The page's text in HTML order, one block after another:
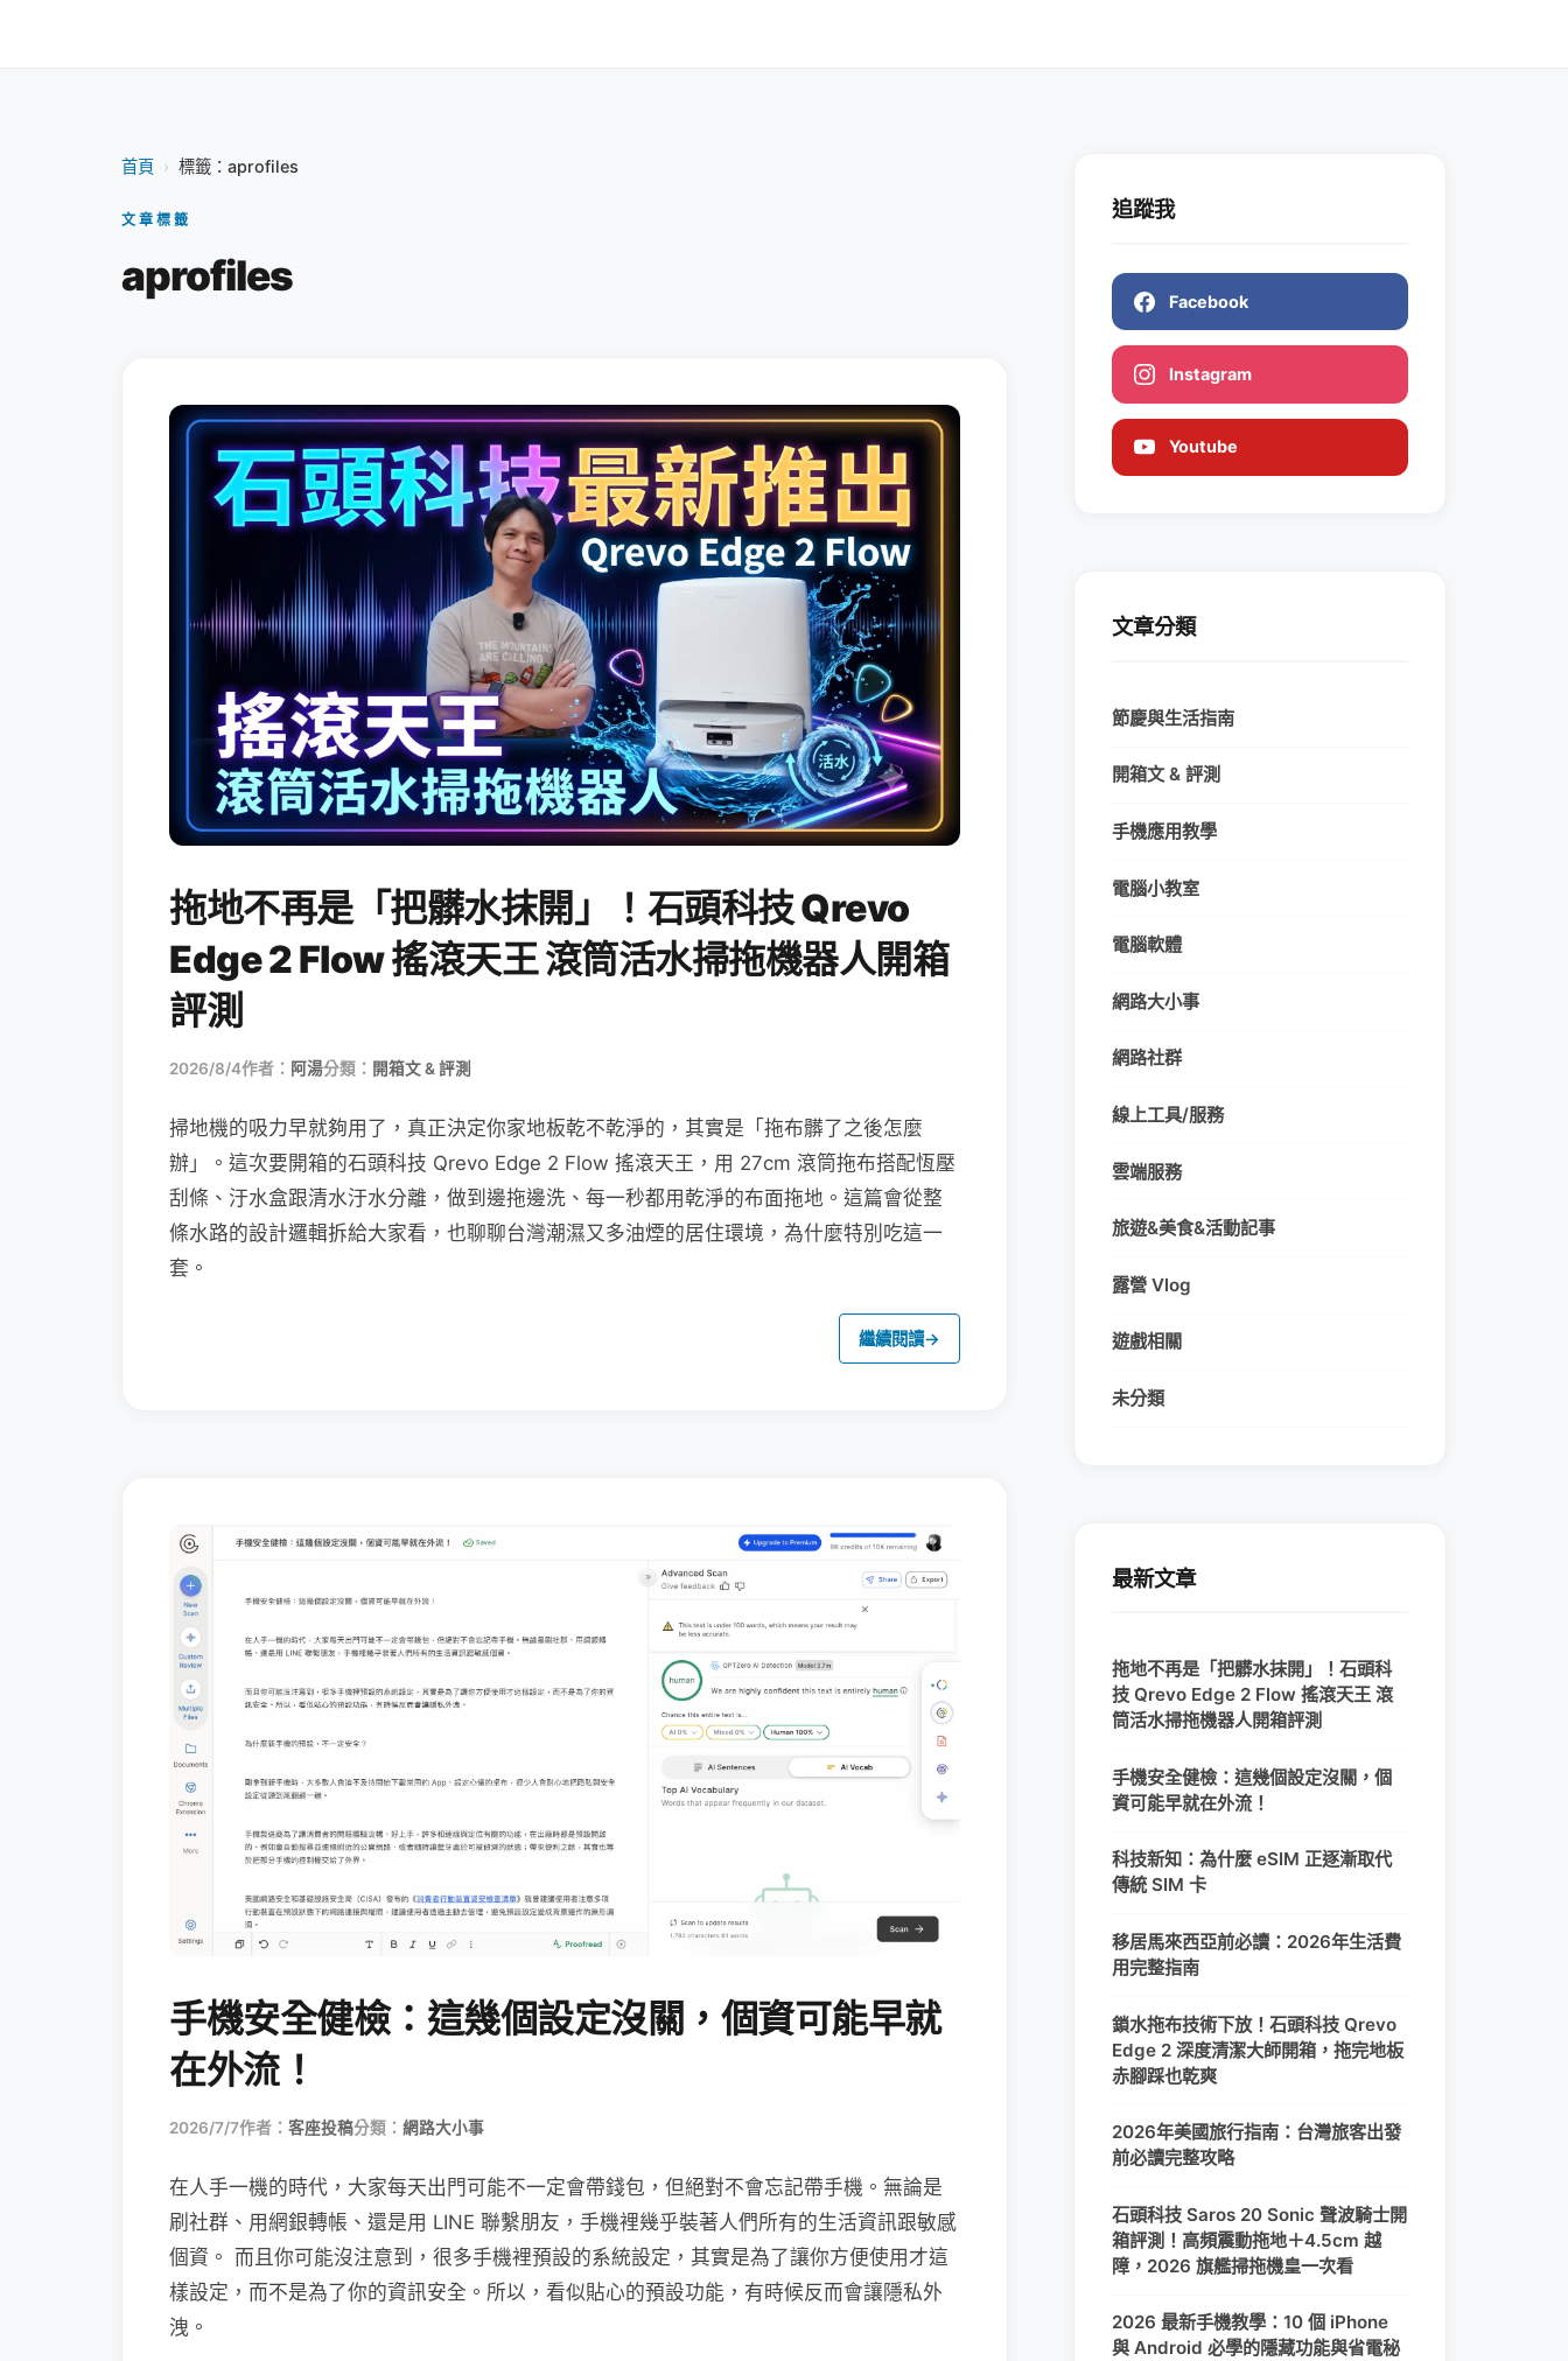
首頁 › 標籤：aprofiles
文章標籤
aprofiles
拖地不再是「把髒水抹開」！石頭科技 Qrevo
Edge 2 Flow 搖滾天王 滾筒活水掃拖機器人開箱
評測
2026/8/4作者： 阿湯分類： 開箱文 & 評測
掃地機的吸力早就夠用了，真正決定你家地板乾不乾淨的，其實是「拖布髒了之後怎麼
辦」。這次要開箱的石頭科技 Qrevo Edge 2 Flow 搖滾天王，用 27cm 滾筒拖布搭配恆壓
刮條、汙水盒跟清水汙水分離，做到邊拖邊洗、每一秒都用乾淨的布面拖地。這篇會從整
條水路的設計邏輯拆給大家看，也聊聊台灣潮濕又多油煙的居住環境，為什麼特別吃這一
套。
繼續閱讀→
手機安全健檢：這幾個設定沒關，個資可能早就
在外流！
2026/7/7作者： 客座投稿分類： 網路大小事
在人手一機的時代，大家每天出門可能不一定會帶錢包，但絕對不會忘記帶手機。無論是
刷社群、用網銀轉帳、還是用 LINE 聯繫朋友，手機裡幾乎裝著人們所有的生活資訊跟敏感
個資。 而且你可能沒注意到，很多手機裡預設的系統設定，其實是為了讓你方便使用才這
樣設定，而不是為了你的資訊安全。所以，看似貼心的預設功能，有時候反而會讓隱私外
洩。
追蹤我
Facebook
Instagram
Youtube
文章分類
節慶與生活指南
開箱文 & 評測
手機應用教學
電腦小教室
電腦軟體
網路大小事
網路社群
線上工具/服務
雲端服務
旅遊&美食&活動記事
露營 Vlog
遊戲相關
未分類
最新文章
拖地不再是「把髒水抹開」！石頭科
技 Qrevo Edge 2 Flow 搖滾天王 滾
筒活水掃拖機器人開箱評測
手機安全健檢：這幾個設定沒關，個
資可能早就在外流！
科技新知：為什麼 eSIM 正逐漸取代
傳統 SIM 卡
移居馬來西亞前必讀：2026年生活費
用完整指南
鎖水拖布技術下放！石頭科技 Qrevo
Edge 2 深度清潔大師開箱，拖完地板
赤腳踩也乾爽
2026年美國旅行指南：台灣旅客出發
前必讀完整攻略
石頭科技 Saros 20 Sonic 聲波騎士開
箱評測！高頻震動拖地＋4.5cm 越
障，2026 旗艦掃拖機皇一次看
2026 最新手機教學：10 個 iPhone
與 Android 必學的隱藏功能與省電秘